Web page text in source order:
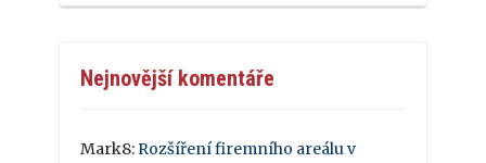
Nejnovější komentáře
Mark8:Rozšíření firemního areálu v